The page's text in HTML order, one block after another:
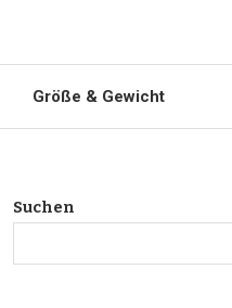
Größe & Gewicht
Suchen